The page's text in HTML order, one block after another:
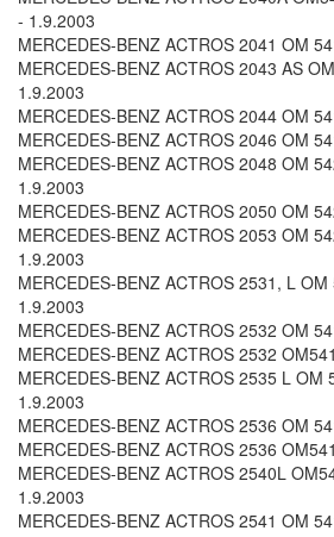
- 1.9.2003
MERCEDES-BENZ ACTROS 2041 OM
MERCEDES-BENZ ACTROS 2043 AS
1.9.2003
MERCEDES-BENZ ACTROS 2044 OM
MERCEDES-BENZ ACTROS 2046 OM
MERCEDES-BENZ ACTROS 2048 OM
1.9.2003
MERCEDES-BENZ ACTROS 2050 OM
MERCEDES-BENZ ACTROS 2053 OM
1.9.2003
MERCEDES-BENZ ACTROS 2531, L
1.9.2003
MERCEDES-BENZ ACTROS 2532 OM
MERCEDES-BENZ ACTROS 2532
MERCEDES-BENZ ACTROS 2535 L OM
1.9.2003
MERCEDES-BENZ ACTROS 2536 OM
MERCEDES-BENZ ACTROS 2536
MERCEDES-BENZ ACTROS 2540L
1.9.2003
MERCEDES-BENZ ACTROS 2541 OM